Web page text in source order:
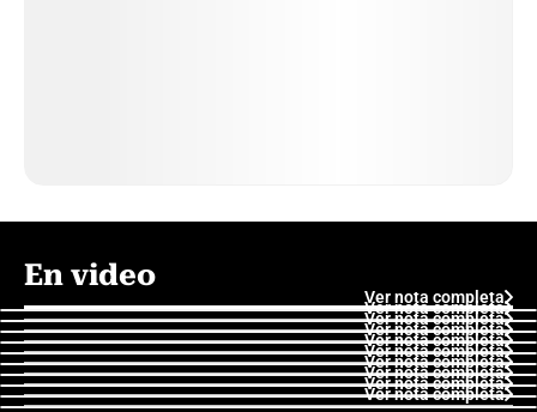
En video
Ver nota completa
Ver nota completa
Ver nota completa
Ver nota completa
Ver nota completa
Ver nota completa
Ver nota completa
Ver nota completa
Ver nota completa
Ver nota completa